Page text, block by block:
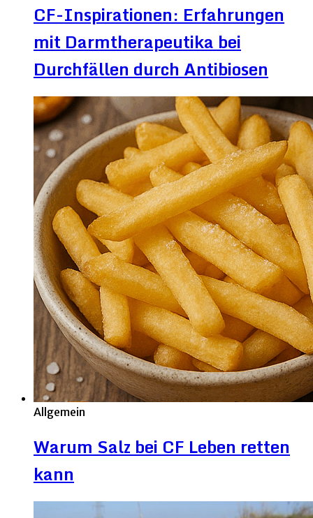
CF-Inspirationen: Erfahrungen
mit Darmtherapeutika bei
Durchfällen durch Antibiosen
Allgemein
Warum Salz bei CF Leben retten
kann